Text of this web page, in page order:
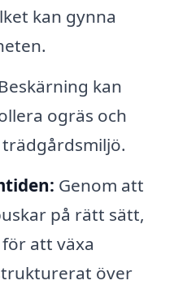
kan gynna
Beskärning kan
ogräs och
Genom att
på rätt sätt,
att växa
över